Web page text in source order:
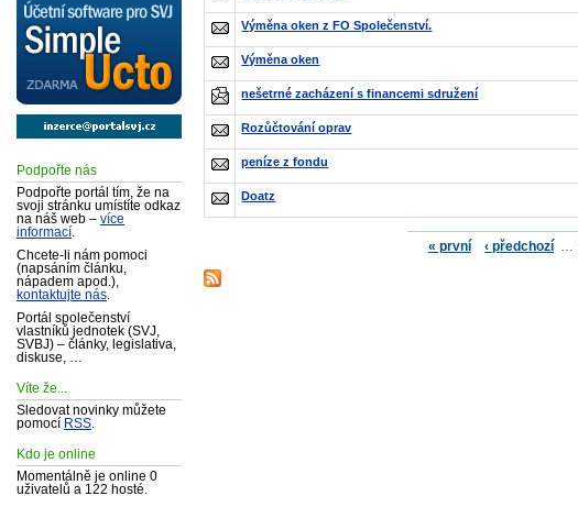
Podpořte nás
Podpořte portál tím, že na
svoji stránku umístíte odkaz
na náš web – více
informací
Chcete-li nám pomoci
(napsáním článku,
nápadem apod.),
kontaktujte nás
Portál společenství
vlastníků jednotek (SVJ,
SVBJ) – články, legislativa,
diskuse, …
Víte že...
Sledovat novinky můžete
pomocí RSS
Kdo je online
Momentálně je online 0
uživatelů a 122 hosté.
Výměna oken z FO Společenství.
Výměna oken
nešetrné zacházení s financemi sdružení
Rozůčtování oprav
peníze z fondu
Doatz
« první ‹ předchozí …